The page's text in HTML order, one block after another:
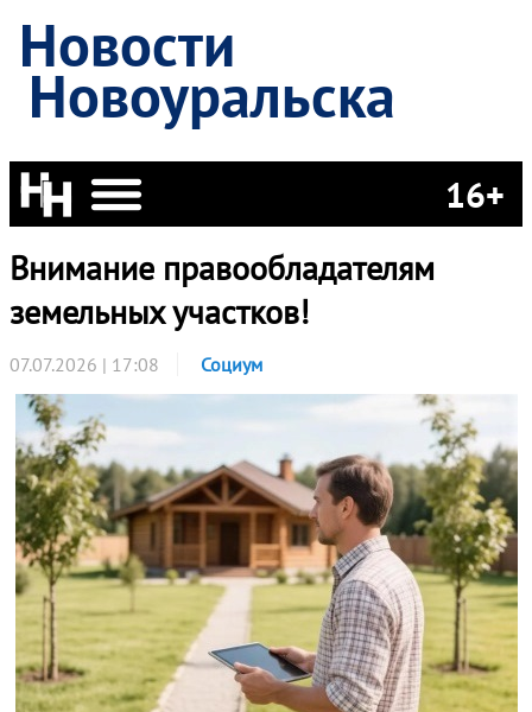
Новости
Новоуральска
16+
Внимание правообладателям
земельных участков!
07.07.2026 | 17:08 Социум